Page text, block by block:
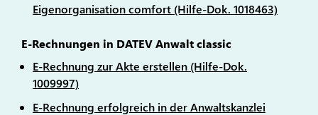
Eigenorganisation comfort (Hilfe-Dok. 1018463)
E-Rechnungen in DATEV Anwalt classic
E-Rechnung zur Akte erstellen (Hilfe-Dok.
1009997)
E-Rechnung erfolgreich in der Anwaltskanzlei